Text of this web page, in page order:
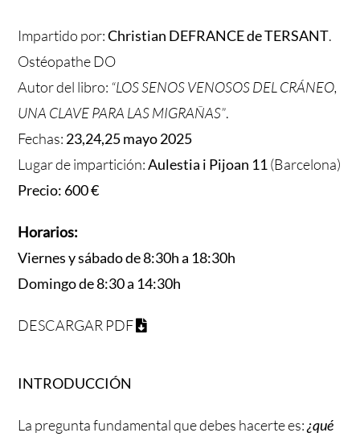
Impartido por:Christian DEFRANCE de TERSANT.
Ostéopathe DO
Autor del libro: “LOS SENOS VENOSOS DEL CRÁNEO,
UNA CLAVE PARA LAS MIGRAÑAS”.
Fechas: 23,24,25 mayo 2025
Lugar de impartición:Aulestia i Pijoan 11(Barcelona)
Precio: 600 €
Horarios:
Viernes y sábado de 8:30h a 18:30h
Domingo de 8:30 a 14:30h
DESCARGAR PDF
INTRODUCCIÓN
La pregunta fundamental que debes hacerte es:¿qué